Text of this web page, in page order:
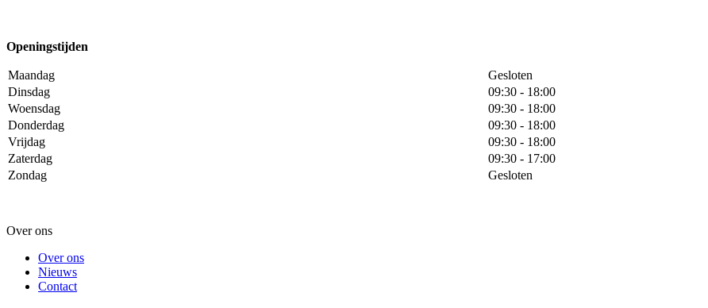
Openingstijden
Maandag
Gesloten
Dinsdag
09:30 - 18:00
Woensdag
09:30 - 18:00
Donderdag
09:30 - 18:00
Vrijdag
09:30 - 18:00
Zaterdag
09:30 - 17:00
Zondag
Gesloten
Over ons
Over ons
Nieuws
Contact